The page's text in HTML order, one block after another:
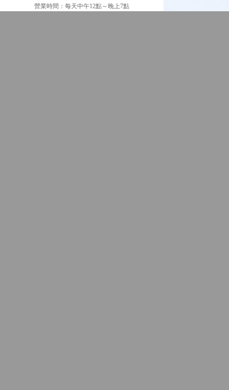
營業時間：每天中午12點～晚上7點